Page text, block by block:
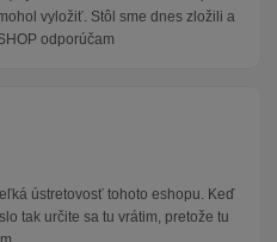
vyložiť. Stôl sme dnes zložili a
odporúčam
ústretovosť tohoto eshopu. Keď
tak určite sa tu vrátim, pretože tu